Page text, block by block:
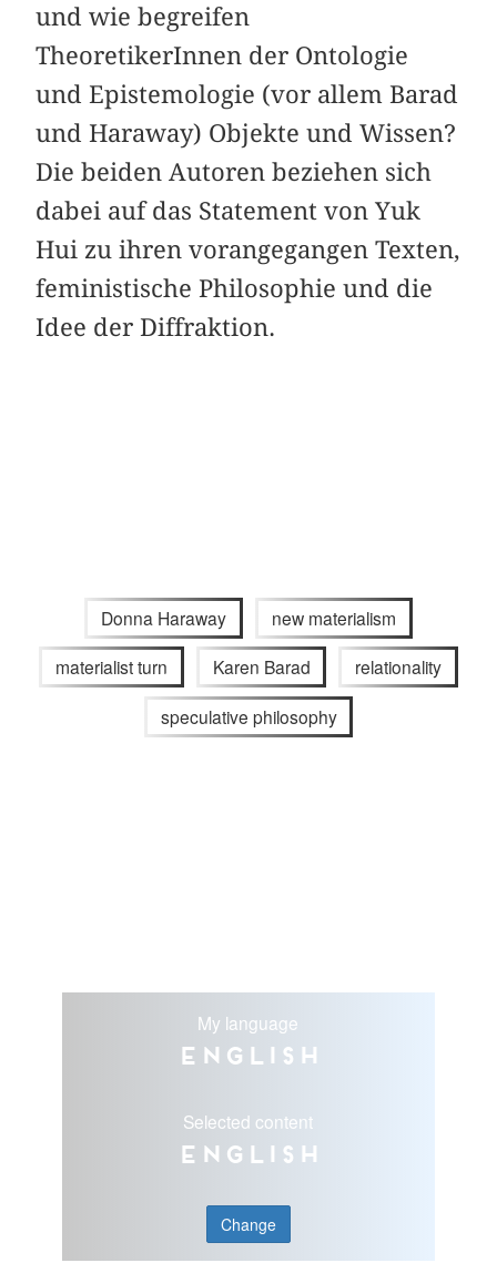
und wie begreifen
TheoretikerInnen der Ontologie
und Epistemologie (vor allem Barad
und Haraway) Objekte und Wissen?
Die beiden Autoren beziehen sich
dabei auf das Statement von Yuk
Hui zu ihren vorangegangen Texten,
feministische Philosophie und die
Idee der Diffraktion.
Donna Haraway new materialism
materialist turn Karen Barad relationality
speculative philosophy
My language
English
Selected content
English
Change